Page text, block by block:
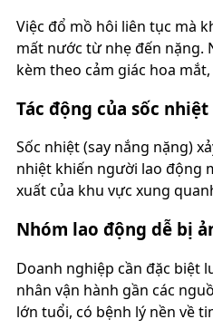
Việc đổ mồ hôi liên tục mà
mất nước từ nhẹ đến nặng.
kèm theo cảm giác hoa
Tác động của sốc
Sốc nhiệt (say nắng nặng)
nhiệt khiến người lao động
xuất của khu vực xung
Nhóm lao động dễ bị
Doanh nghiệp cần đặc biệt
nhân vận hành gần các
lớn tuổi, có bệnh lý nền về